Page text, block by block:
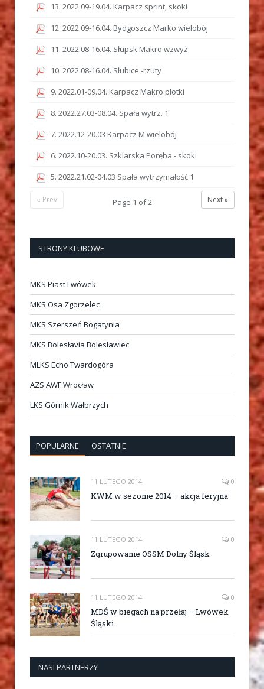
13. 2022.09-19.04. Karpacz sprint, skoki
12. 2022.09-16.04. Bydgoszcz Marko wielobój
11. 2022.08-16.04. Słupsk Makro wzwyż
10. 2022.08-16.04. Słubice -rzuty
9. 2022.01-09.04. Karpacz Makro płotki
8. 2022.27.03-08.04. Spała wytrz. 1
7. 2022.12-20.03 Karpacz M wielobój
6. 2022.10-20.03. Szklarska Poręba - skoki
5. 2022.21.02-04.03 Spała wytrzymałość 1
Next »
Page 1 of2
« Prev
STRONY KLUBOWE
MKS Piast Lwówek
MKS Osa Zgorzelec
MKS Szerszeń Bogatynia
MKS Bolesłavia Bolesławiec
MLKS Echo Twardogóra
AZS AWF Wrocław
LKS Górnik Wałbrzych
POPULARNE OSTATNIE
11 LUTEGO 2014 0
KWM w sezonie 2014 – akcja feryjna
11 LUTEGO 2014 0
Zgrupowanie OSSM Dolny Śląsk
11 LUTEGO 2014 0
MDŚ w biegach na przełaj – Lwówek
Śląski
NASI PARTNERZY